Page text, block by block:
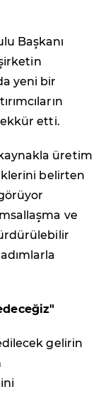
Başkanı
yeni bir
etti.
üretim
belirten
ve
gelirin